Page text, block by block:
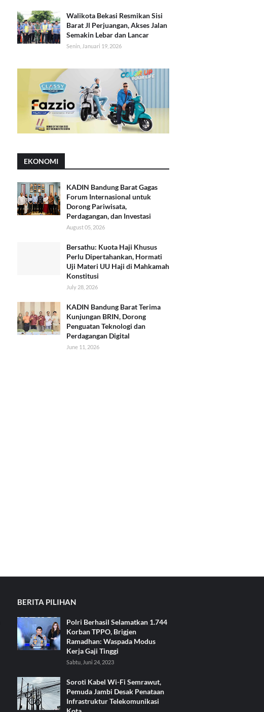
Walikota Bekasi Resmikan Sisi
Barat Jl Perjuangan, Akses Jalan
Semakin Lebar dan Lancar
Senin, Januari 19, 2026
EKONOMI
KADIN Bandung Barat Gagas
Forum Internasional untuk
Dorong Pariwisata,
Perdagangan, dan Investasi
August 05, 2026
Bersathu: Kuota Haji Khusus
Perlu Dipertahankan, Hormati
Uji Materi UU Haji di Mahkamah
Konstitusi
July 28, 2026
KADIN Bandung Barat Terima
Kunjungan BRIN, Dorong
Penguatan Teknologi dan
Perdagangan Digital
June 11, 2026
BERITA PILIHAN
Polri Berhasil Selamatkan 1.744
Korban TPPO, Brigjen
Ramadhan: Waspada Modus
Kerja Gaji Tinggi
Sabtu, Juni 24, 2023
Soroti Kabel Wi-Fi Semrawut,
Pemuda Jambi Desak Penataan
Infrastruktur Telekomunikasi